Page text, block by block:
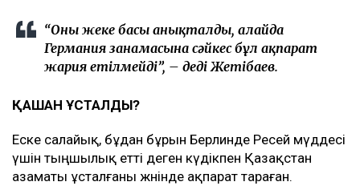
“Оның жеке басы анықталды, алайда
Германия заңнамасына сәйкес бұл ақпарат
жария етілмейді”, – деді Жетібаев.
ҚАШАН ҰСТАЛДЫ?
Еске салайық, бұдан бұрын Берлинде Ресей мүддесі
үшін тыңшылық етті деген күдікпен Қазақстан
азаматы ұсталғаны жөнінде ақпарат тараған.